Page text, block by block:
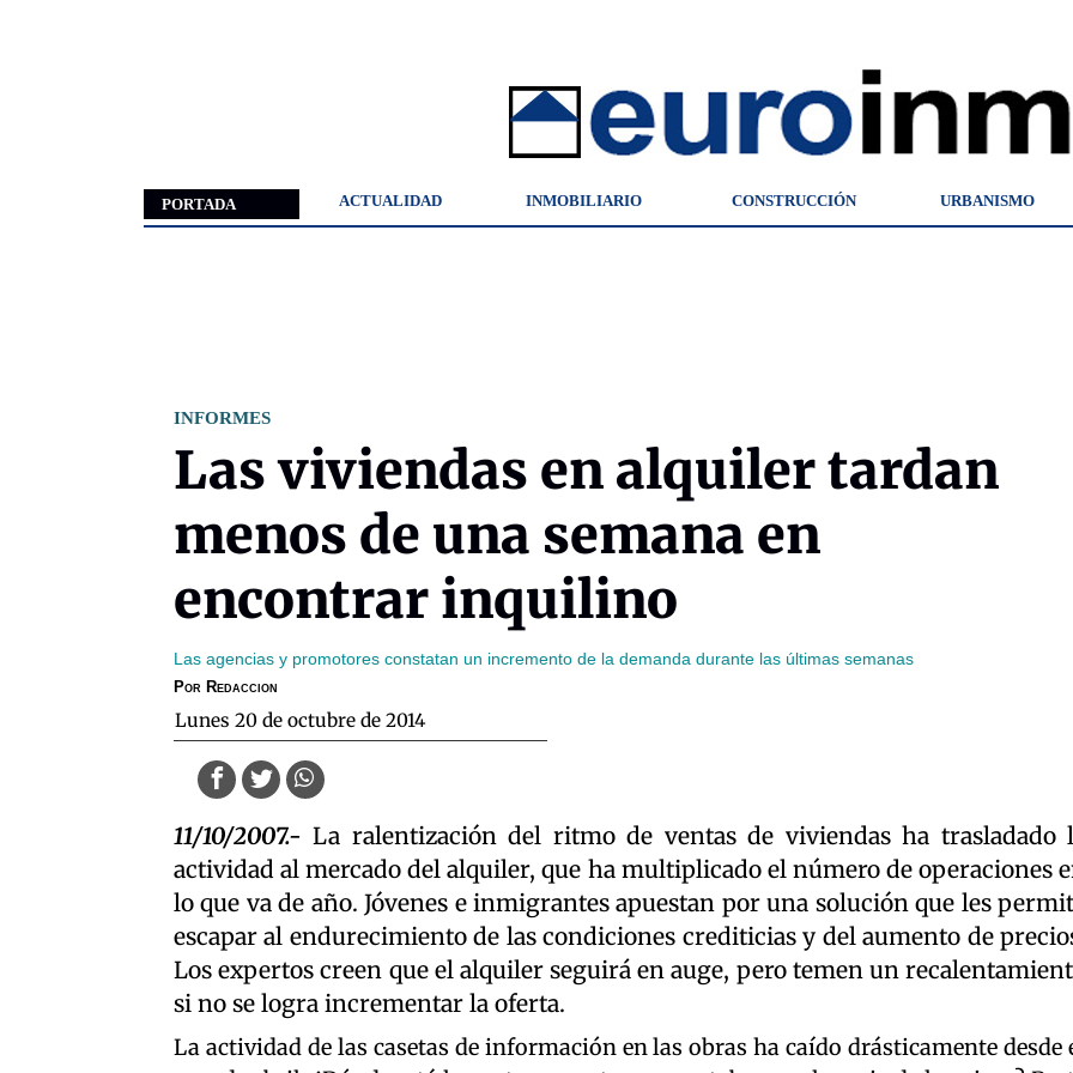
PORTADA ACTUALIDAD INMOBILIARIO CONSTRUCCIÓN URBANISMO
INFORMES
Las viviendas en alquiler tardan
menos de una semana en
encontrar inquilino
Las agencias y promotores constatan un incremento de la demanda durante las últimas semanas
Por Redaccion
lunes 20 de octubre de 2014
11/10/2007.- La ralentización del ritmo de ventas de viviendas ha trasladado
actividad al mercado del alquiler, que ha multiplicado el número de operaciones
lo que va de año. Jóvenes e inmigrantes apuestan por una solución que les
escapar al endurecimiento de las condiciones crediticias y del aumento de
Los expertos creen que el alquiler seguirá en auge, pero temen un
si no se logra incrementar la oferta.
La actividad de las casetas de información en las obras ha caído drásticamente desde